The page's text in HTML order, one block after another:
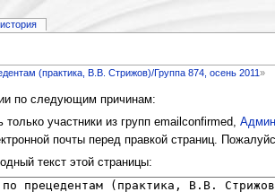
(практика, В.В. Стрижов)/Группа 874, осень 2011»
по следующим причинам:
участники из групп emailconfirmed,
почты перед правкой страниц.
текст этой страницы:
история